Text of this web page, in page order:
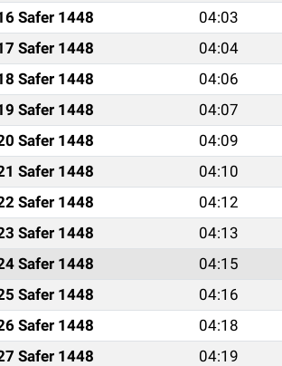
Safer 1448 04:03
Safer 1448 04:04
Safer 1448 04:06
Safer 1448 04:07
Safer 1448 04:09
Safer 1448 04:10
Safer 1448 04:12
Safer 1448 04:13
Safer 1448 04:15
Safer 1448 04:16
Safer 1448 04:18
Safer 1448 04:19